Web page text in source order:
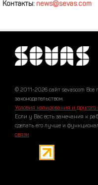
Контакты: news@sevas.com
© 2011-2026 сайт sevascom
законодательством.
Условия копирования и
Если у Вас есть замечания к
сделать его лучше и
связи